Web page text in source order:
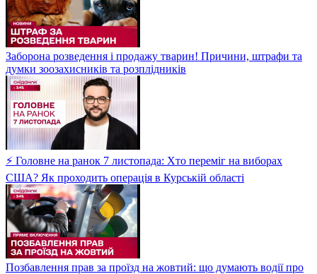
Заборона розведення і продажу тварин! Причини, штрафи та
думки зоозахисників та розплідників
⚡ Головне на ранок 7 листопада: Хто переміг на виборах
США? Як проходить операція в Курській області
Позбавлення прав за проїзд на жовтий: що думають водії про